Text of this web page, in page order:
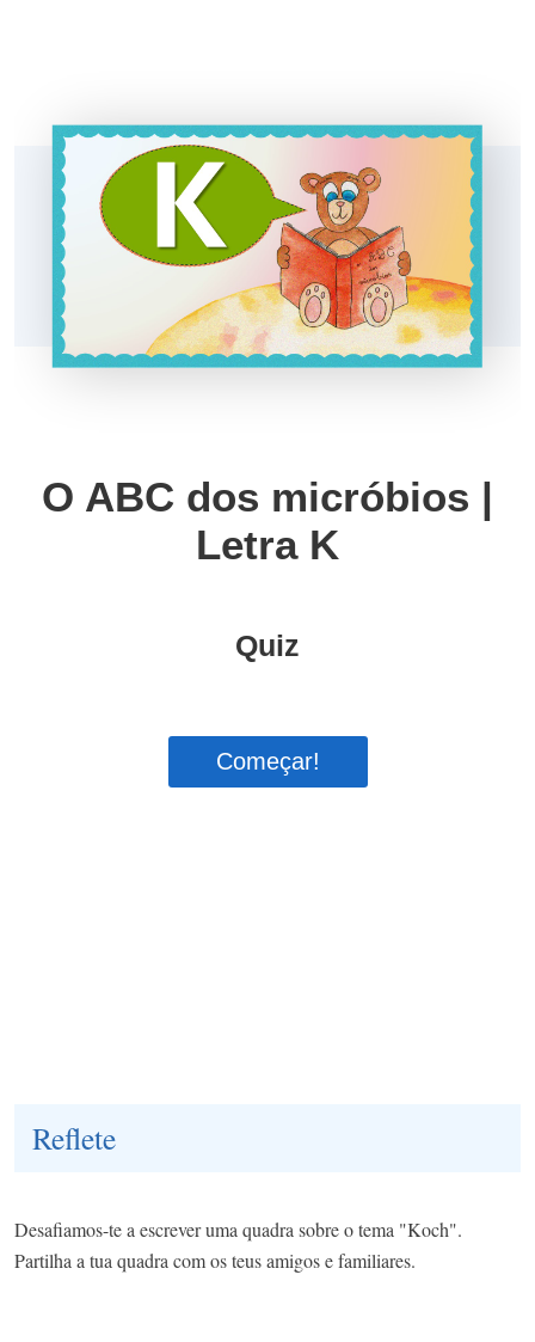
Reflete
Desafiamos-te a escrever uma quadra sobre o tema "Koch".
Partilha a tua quadra com os teus amigos e familiares.